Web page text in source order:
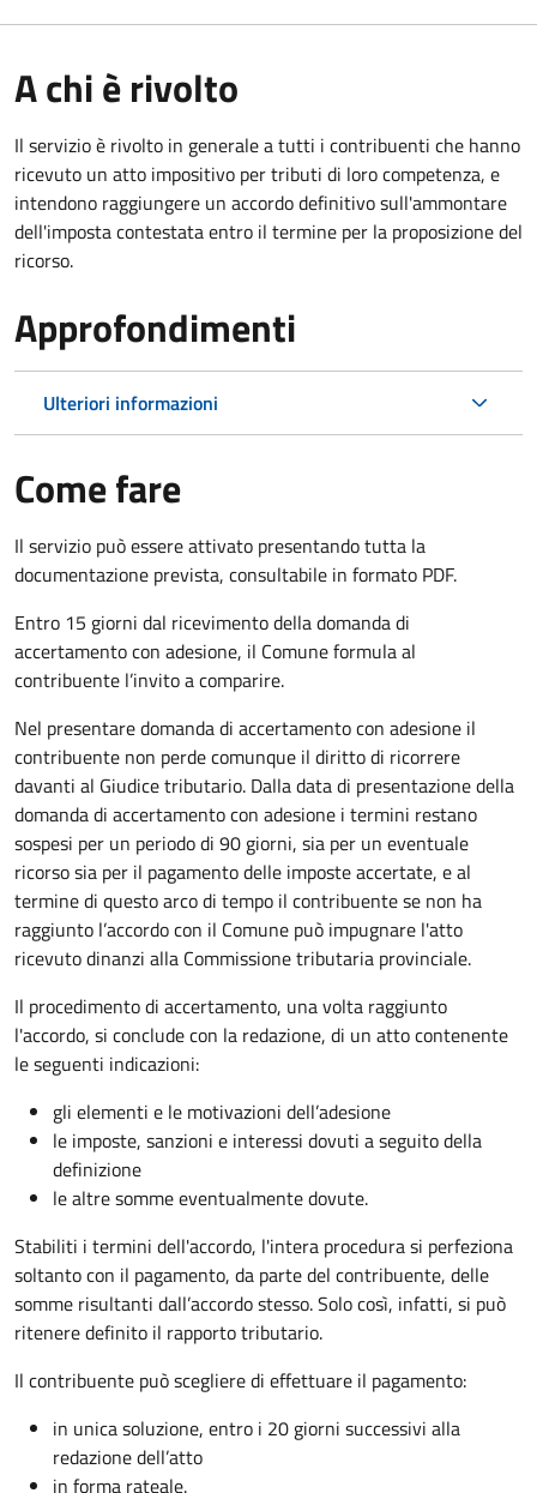
A chi è rivolto
Il servizioè rivolto in generale a tutti i contribuenti che hanno
ricevuto un atto impositivo per tributi di loro competenza, e
intendono raggiungere un accordo definitivo sull'ammontare
dell'imposta contestata entro il termine per la proposizione del
ricorso.
Approfondimenti
Ulteriori informazioni
Come fare
Il servizio può essere attivato presentando tutta la
documentazione prevista, consultabile in formato PDF.
Entro 15 giorni dal ricevimento della domanda di
accertamento con adesione, il Comune formula al
contribuente l’invito a comparire.
Nel presentare domanda di accertamento con adesione il
contribuente non perde comunque il diritto di ricorrere
davanti al Giudice tributario. Dalla data di presentazione della
domanda di accertamento con adesione i termini restano
sospesi per un periodo di 90 giorni, sia per un eventuale
ricorso sia per il pagamento delle imposte accertate, e al
termine di questo arco di tempo il contribuente se non ha
raggiunto l’accordo con il Comune può impugnare l'atto
ricevuto dinanzi alla Commissione tributaria provinciale.
Il procedimento di accertamento, una volta raggiunto
l'accordo, si conclude con la redazione, di un atto contenente
le seguenti indicazioni:
gli elementi e le motivazioni dell’adesione
le imposte, sanzioni e interessi dovuti a seguito della
definizione
le altre somme eventualmente dovute.
Stabiliti i termini dell'accordo, l'intera procedura si perfeziona
soltanto con il pagamento, da parte del contribuente, delle
somme risultanti dall’accordo stesso. Solo così, infatti, si può
ritenere definito il rapporto tributario.
Il contribuente può scegliere di effettuare il pagamento:
in unica soluzione, entro i 20 giorni successivi alla
redazione dell’atto
in forma rateale.